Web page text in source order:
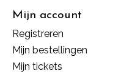
Mijn account
Registreren
Mijn bestellingen
Mijn tickets